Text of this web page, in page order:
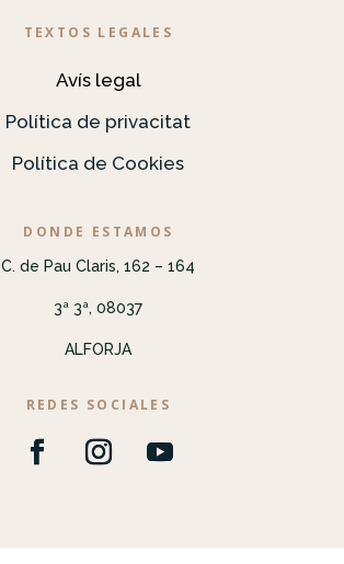
TEXTOS LEGALES
Avís legal
Política de privacitat
Política de Cookies
DONDE ESTAMOS
C. de Pau Claris, 162 – 164
3ª 3ª, 08037
ALFORJA
REDES SOCIALES